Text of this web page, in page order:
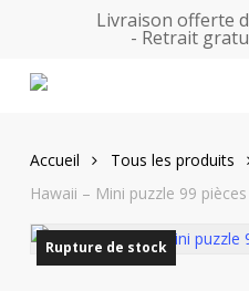
main
Livraison offerte
- Retrait
Accueil Tous les produits
Hawaii – Mini puzzle 99
Rupture de stock